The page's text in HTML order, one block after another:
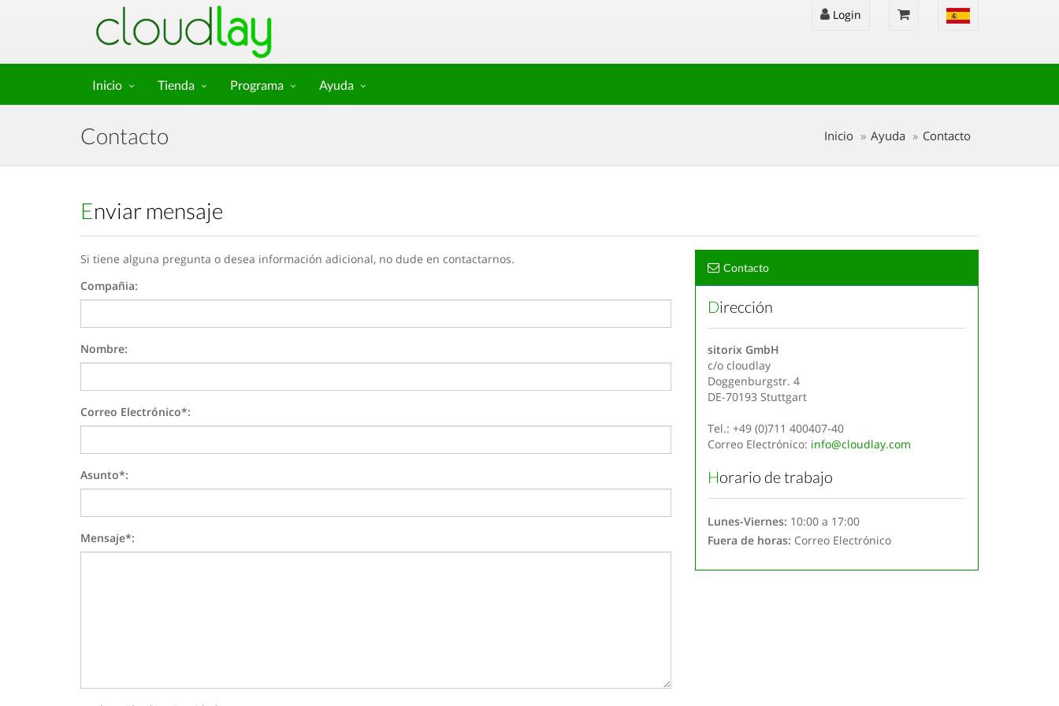
Login
Inicio Tienda Programa Ayuda
Contacto Inicio Ayuda Contacto
Enviar mensaje
Si tiene alguna pregunta o desea información adicional, no dude en contactarnos.
Compañia:
Nombre:
Correo Electrónico*:
Asunto*:
Mensaje*:
Contacto
Dirección
sitorix GmbH
c/o cloudlay
Doggenburgstr. 4
DE-70193 Stuttgart
Tel.: +49 (0)711 400407-40
Correo Electrónico: info@cloudlay.com
Horario de trabajo
Lunes-Viernes: 10:00 a 17:00
Fuera de horas: Correo Electrónico